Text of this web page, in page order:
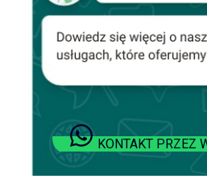
KONTAKT PRZEZ